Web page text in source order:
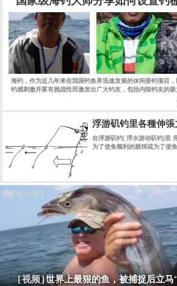
海钓，作为近几年来在我国钓鱼界迅速发展的休闲垂钓项目
钓感刺激并富有挑战性而激发出广大钓友，包括内陆钓友的极
浮游矶钓里各種伸
在浮游矶钓( 浮水游动矶钓)里
为了使鱼顺利的就饵或为了使
! 而迅速的使钓鱼者在第一时
[海鱼大全]
[视频]世界上最狠的鱼，被捕捉后立